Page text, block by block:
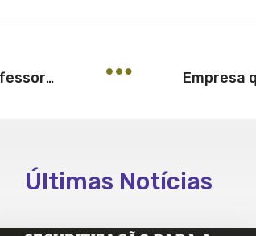
Redução drástica de carga horária de professor autoriza rescisão indireta
Últimas Notícias